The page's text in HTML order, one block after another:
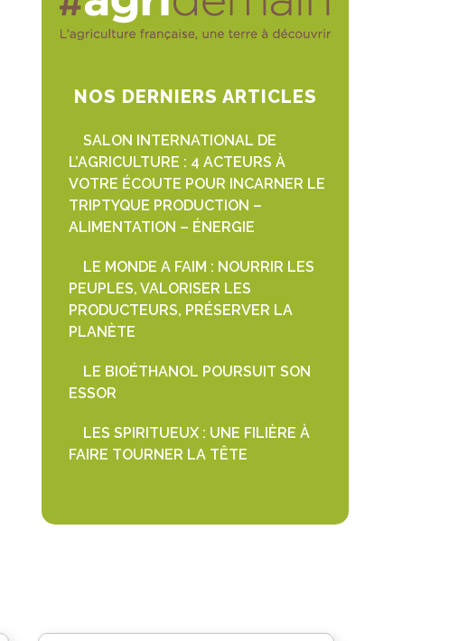
NOS DERNIERS ARTICLES
SALON INTERNATIONAL DE
L’AGRICULTURE : 4 ACTEURS À
VOTRE ÉCOUTE POUR INCARNER LE
TRIPTYQUE PRODUCTION –
ALIMENTATION – ÉNERGIE
LE MONDE A FAIM : NOURRIR LES
PEUPLES, VALORISER LES
PRODUCTEURS, PRÉSERVER LA
PLANÈTE
LE BIOÉTHANOL POURSUIT SON
ESSOR
LES SPIRITUEUX : UNE FILIÈRE À
FAIRE TOURNER LA TÊTE